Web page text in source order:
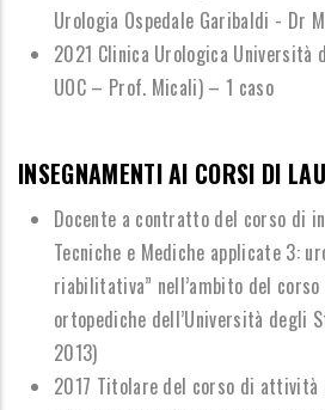
Urologia Ospedale Garibaldi - Dr
2021 Clinica Urologica Università
UOC – Prof. Micali) – 1 caso
INSEGNAMENTI AI CORSI DI
Docente a contratto del corso di
Tecniche e Mediche applicate 3:
riabilitativa” nell’ambito del
ortopediche dell’Università degli
2013)
2017 Titolare del corso di attività